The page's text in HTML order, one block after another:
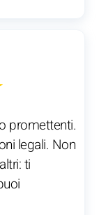
promettenti.
legali. Non
ti